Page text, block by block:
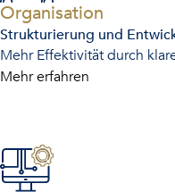
Organisation
Strukturierung und
Mehr Effektivität durch
Mehr erfahren